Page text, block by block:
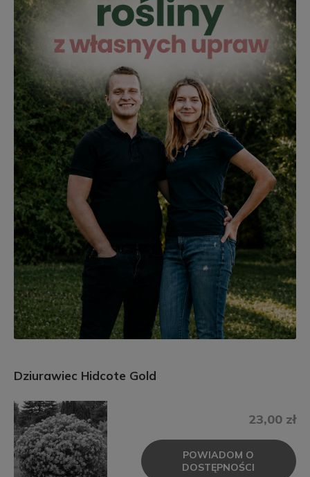
Dziurawiec Hidcote Gold
23,00 zł
POWIADOM O
DOSTĘPNOŚCI